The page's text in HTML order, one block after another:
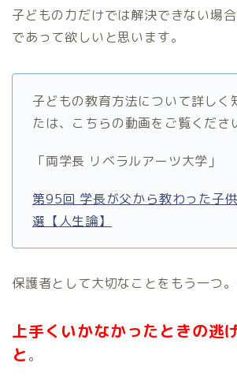
子どもの力だけでは解決できない場
であって欲しいと思います。
子どもの教育方法について詳しく
たは、こちらの動画をご覧くださ
「両学長 リベラルアーツ大学」
第95回 学長が父から教わった子
選【人生論】
保護者として大切なことをもう一つ。
上手くいかなかったときの逃
と 。